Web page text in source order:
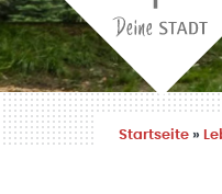
Startseite »